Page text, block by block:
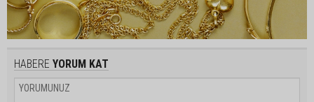
HABERE YORUM KAT